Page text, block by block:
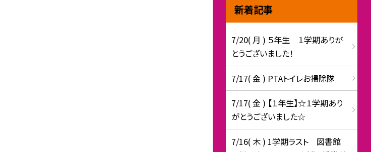
新着記事
7/20( 月 ) ５年生 １学期ありが
とうございました！
7/17( 金 ) PTAトイレお掃除隊
7/17( 金 ) 【１年生】☆１学期あり
がとうございました☆
7/16( 木 ) 1学期ラスト 図書館